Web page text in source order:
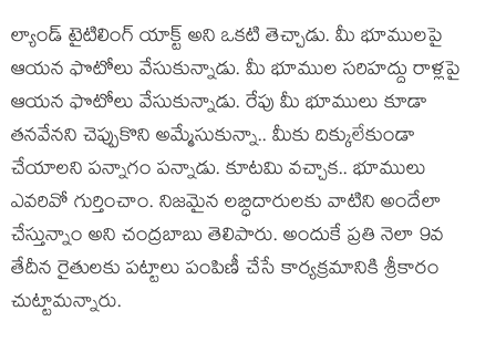
ల్యాండ్ టైటిలింగ్ యాక్ట్ అని ఒక‌టి తెచ్చాడు. మీ భూముల‌పై
ఆయ‌న ఫొటోలు వేసుకున్నాడు. మీ భూముల స‌రిహ‌ద్దు రాళ్ల‌పై
ఆయ‌న ఫొటోలు వేసుకున్నాడు. రేపు మీ భూములు కూడా
త‌న‌వేన‌ని చెప్పుకొని అమ్మేసుకున్నా.. మీకు దిక్కులేకుండా
చేయాల‌ని ప‌న్నాగం ప‌న్నాడు. కూట‌మి వ‌చ్చాక‌.. భూములు
ఎవ‌రివో గుర్తించాం. నిజ‌మైన ల‌బ్ధిదారుల‌కు వాటిని అందేలా
చేస్తున్నాం అని చంద్ర‌బాబు తెలిపారు. అందుకే ప్ర‌తి నెలా 9వ
తేదీన రైతుల‌కు ప‌ట్టాలు పంపిణీ చేసే కార్య‌క్ర‌మానికి శ్రీకారం
చుట్టామ‌న్నారు.